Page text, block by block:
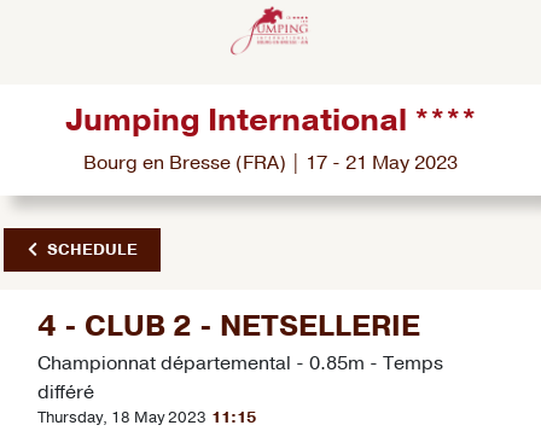
Jumping International ****
Bourg en Bresse (FRA) | 17 - 21 May 2023
SCHEDULE
4 - CLUB 2 - NETSELLERIE
Championnat départemental - 0.85m - Temps
différé
Thursday, 18 May 2023 11:15